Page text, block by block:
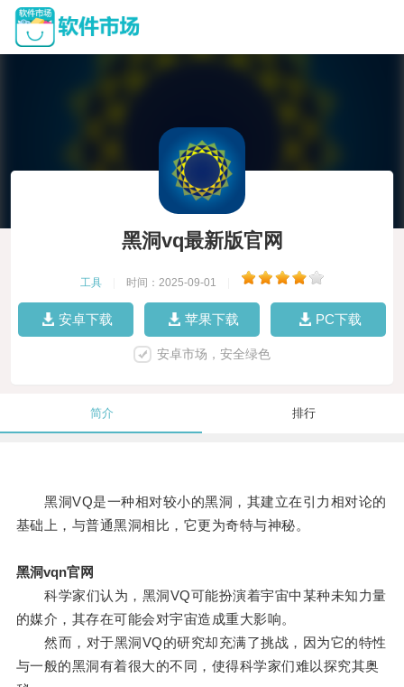
黑洞vq最新版官网
工具 时间：2025-09-01
安卓下载 苹果下载 PC下载
安卓市场，安全绿色
简介 排行
黑洞VQ是一种相对较小的黑洞，其建立在引力相对论的
基础上，与普通黑洞相比，它更为奇特与神秘。
黑洞vqn官网
科学家们认为，黑洞VQ可能扮演着宇宙中某种未知力量
的媒介，其存在可能会对宇宙造成重大影响。
然而，对于黑洞VQ的研究却充满了挑战，因为它的特性
与一般的黑洞有着很大的不同，使得科学家们难以探究其奥